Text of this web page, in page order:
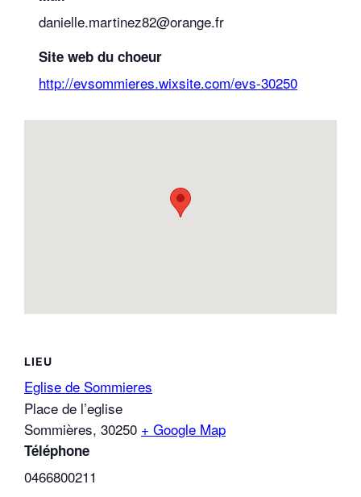
danielle.martinez82@orange.fr
Site web du choeur
http://evsommieres.wixsite.com/evs-30250
LIEU
Eglise de Sommieres
Place de l’eglise
Sommières, 30250 + Google Map
Téléphone
0466800211